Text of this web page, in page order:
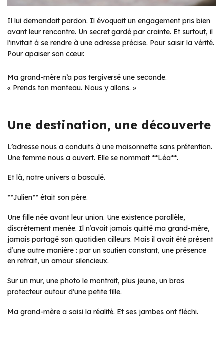
Il lui demandait pardon. Il évoquait un engagement pris bien
avant leur rencontre. Un secret gardé par crainte. Et surtout, il
l’invitait à se rendre à une adresse précise. Pour saisir la vérité.
Pour apaiser son cœur.
Ma grand-mère n’a pas tergiversé une seconde.
« Prends ton manteau. Nous y allons. »
Une destination, une découverte
L’adresse nous a conduits à une maisonnette sans prétention.
Une femme nous a ouvert. Elle se nommait **Léa**.
Et là, notre univers a basculé.
**Julien** était son père.
Une fille née avant leur union. Une existence parallèle,
discrètement menée. Il n’avait jamais quitté ma grand-mère,
jamais partagé son quotidien ailleurs. Mais il avait été présent
d’une autre manière : par un soutien constant, une présence
en retrait, un amour silencieux.
Sur un mur, une photo le montrait, plus jeune, un bras
protecteur autour d’une petite fille.
Ma grand-mère a saisi la réalité. Et ses jambes ont fléchi.